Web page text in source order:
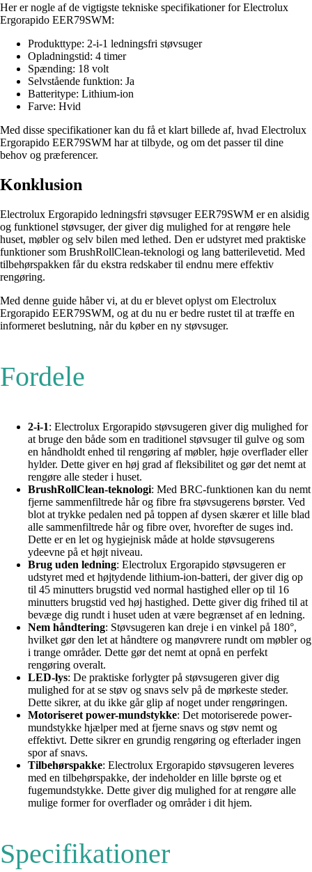
Her er nogle af de vigtigste tekniske specifikationer for Electrolux
Ergorapido EER79SWM:
Produkttype: 2-i-1 ledningsfri støvsuger
Opladningstid: 4 timer
Spænding: 18 volt
Selvstående funktion: Ja
Batteritype: Lithium-ion
Farve: Hvid
Med disse specifikationer kan du få et klart billede af, hvad Electrolux
Ergorapido EER79SWM har at tilbyde, og om det passer til dine
behov og præferencer.
Konklusion
Electrolux Ergorapido ledningsfri støvsuger EER79SWM er en alsidig
og funktionel støvsuger, der giver dig mulighed for at rengøre hele
huset, møbler og selv bilen med lethed. Den er udstyret med praktiske
funktioner som BrushRollClean-teknologi og lang batterilevetid. Med
tilbehørspakken får du ekstra redskaber til endnu mere effektiv
rengøring.
Med denne guide håber vi, at du er blevet oplyst om Electrolux
Ergorapido EER79SWM, og at du nu er bedre rustet til at træffe en
informeret beslutning, når du køber en ny støvsuger.
Fordele
2-i-1: Electrolux Ergorapido støvsugeren giver dig mulighed for
at bruge den både som en traditionel støvsuger til gulve og som
en håndholdt enhed til rengøring af møbler, høje overflader eller
hylder. Dette giver en høj grad af fleksibilitet og gør det nemt at
rengøre alle steder i huset.
BrushRollClean-teknologi: Med BRC-funktionen kan du nemt
fjerne sammenfiltrede hår og fibre fra støvsugerens børster. Ved
blot at trykke pedalen ned på toppen af dysen skærer et lille blad
alle sammenfiltrede hår og fibre over, hvorefter de suges ind.
Dette er en let og hygiejnisk måde at holde støvsugerens
ydeevne på et højt niveau.
Brug uden ledning: Electrolux Ergorapido støvsugeren er
udstyret med et højtydende lithium-ion-batteri, der giver dig op
til 45 minutters brugstid ved normal hastighed eller op til 16
minutters brugstid ved høj hastighed. Dette giver dig frihed til at
bevæge dig rundt i huset uden at være begrænset af en ledning.
Nem håndtering: Støvsugeren kan dreje i en vinkel på 180°,
hvilket gør den let at håndtere og manøvrere rundt om møbler og
i trange områder. Dette gør det nemt at opnå en perfekt
rengøring overalt.
LED-lys: De praktiske forlygter på støvsugeren giver dig
mulighed for at se støv og snavs selv på de mørkeste steder.
Dette sikrer, at du ikke går glip af noget under rengøringen.
Motoriseret power-mundstykke: Det motoriserede power-
mundstykke hjælper med at fjerne snavs og støv nemt og
effektivt. Dette sikrer en grundig rengøring og efterlader ingen
spor af snavs.
Tilbehørspakke: Electrolux Ergorapido støvsugeren leveres
med en tilbehørspakke, der indeholder en lille børste og et
fugemundstykke. Dette giver dig mulighed for at rengøre alle
mulige former for overflader og områder i dit hjem.
Specifikationer